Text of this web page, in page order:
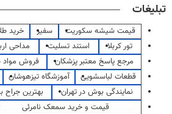
تبلیغات
قیمت شیشه سکوریت سفیر خرید
تور کربلا
استند تسلیت مداحی
مرجع پاسخ معتبر پزشکان
فروش مواد
قطعات لباسشویی
آموزشگاه تیزهوشان
نمایندگی بوش در تهران
بهترین جراح
قیمت و خرید سمعک نامرئی